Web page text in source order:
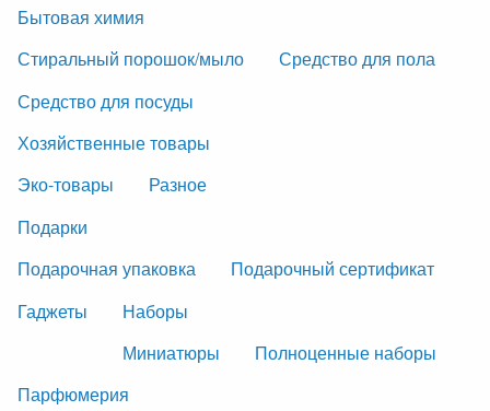
Бытовая химия
Стиральный порошок/мыло
Средство для пола
Средство для посуды
Хозяйственные товары
Эко-товары
Разное
Подарки
Подарочная упаковка
Подарочный сертификат
Гаджеты
Наборы
Миниатюры
Полноценные наборы
Парфюмерия